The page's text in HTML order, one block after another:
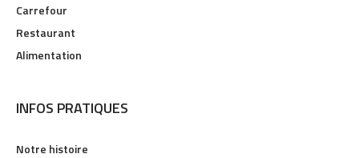
Carrefour
Restaurant
Alimentation
INFOS PRATIQUES
Notre histoire